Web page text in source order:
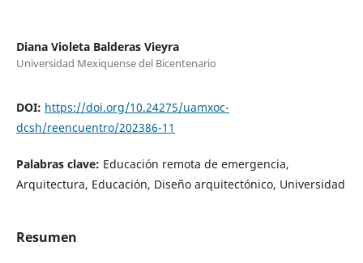
Diana Violeta Balderas Vieyra
Universidad Mexiquense del Bicentenario
DOI: https://doi.org/10.24275/uamxoc-
dcsh/reencuentro/202386-11
Palabras clave: Educación remota de emergencia,
Arquitectura, Educación, Diseño arquitectónico, Universidad
Resumen